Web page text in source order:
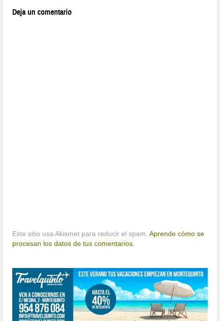
Deja un comentario
Este sitio usa Akismet para reducir el spam.Aprende cómo se
procesan los datos de tus comentarios.